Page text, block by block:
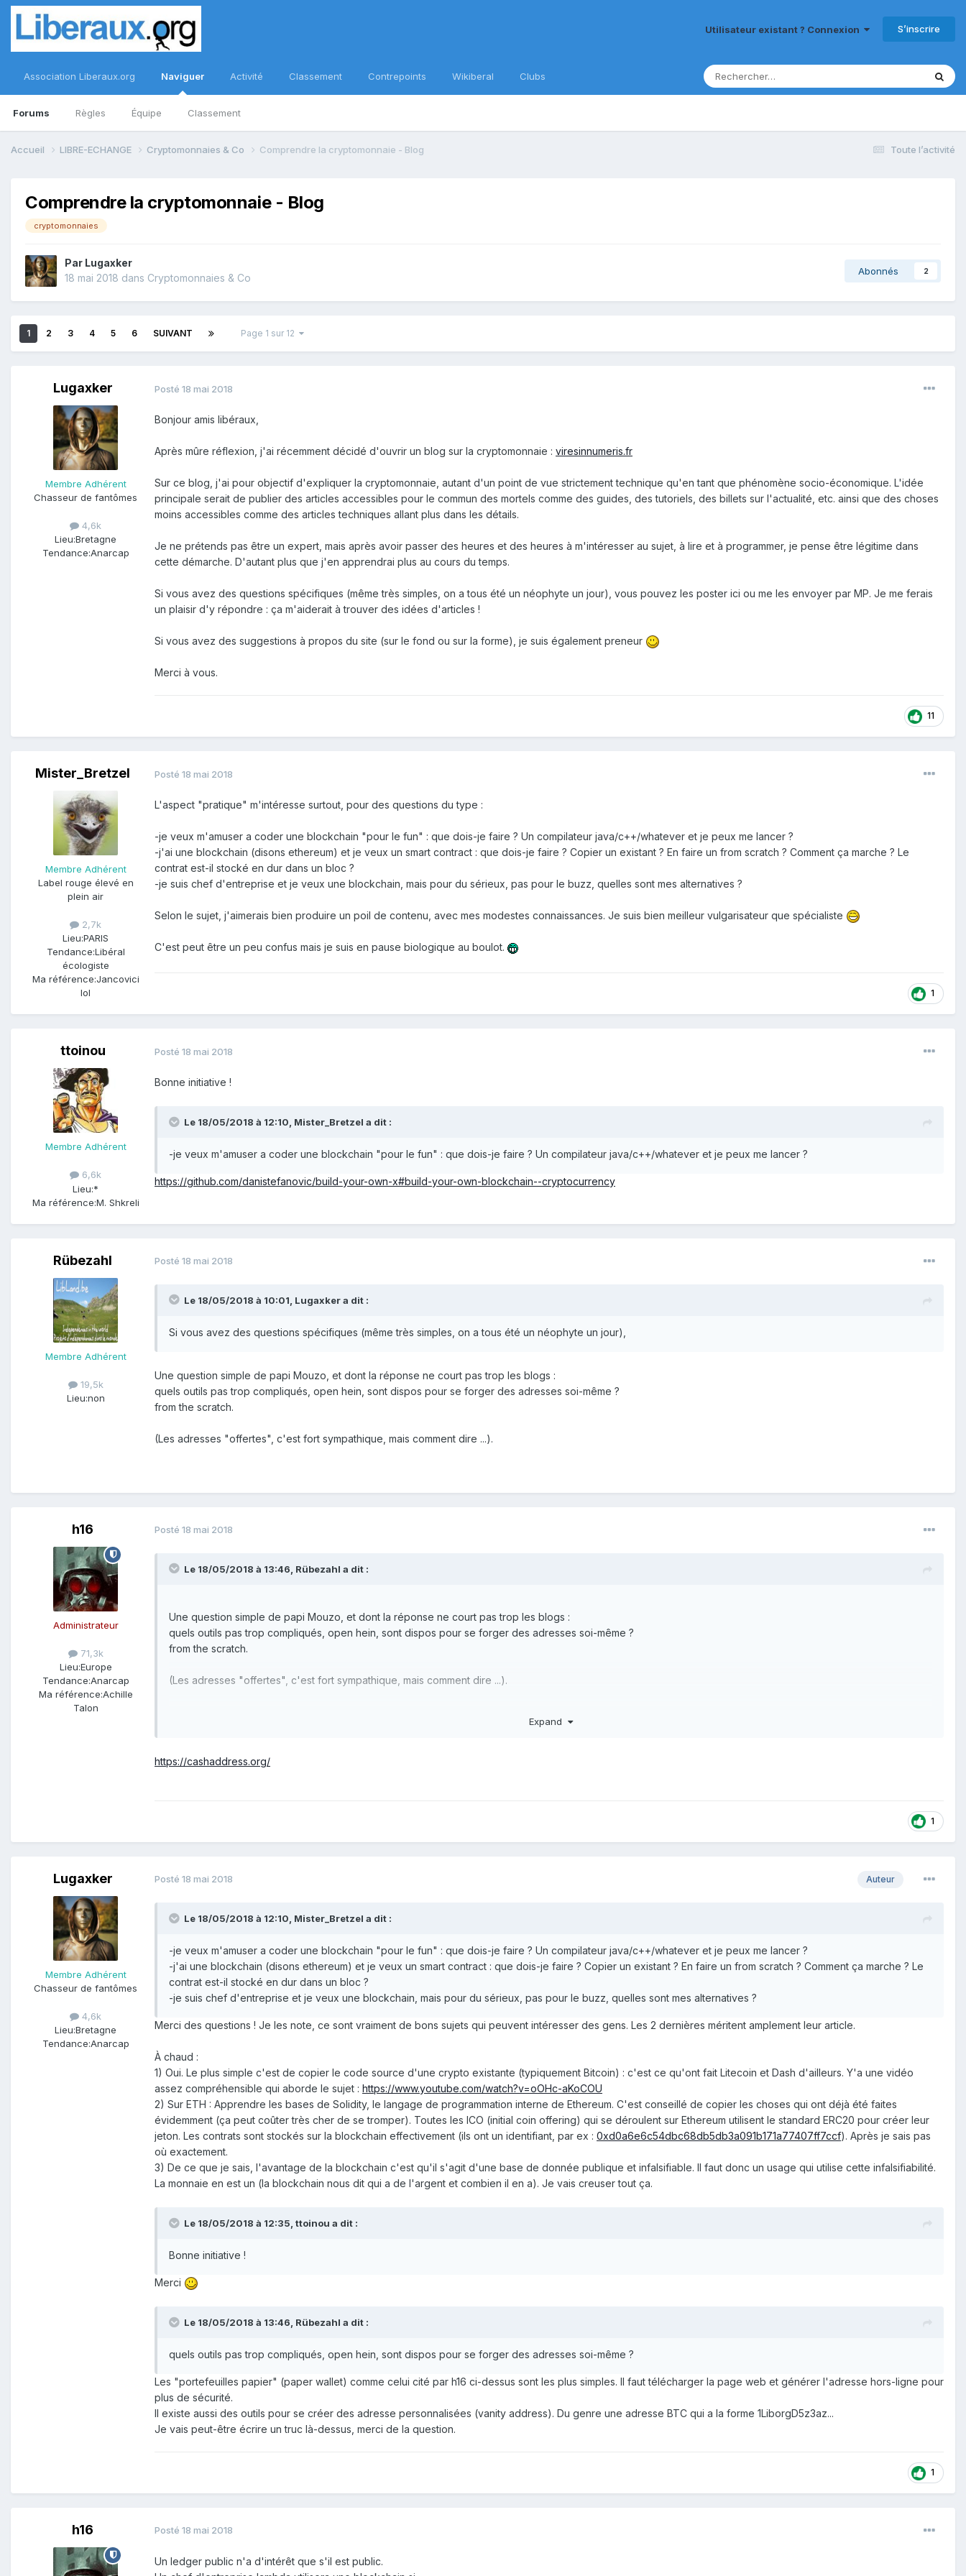
Utilisateur existant ? Connexion S’inscrire
Association Liberaux.org Naviguer
Forums Règles Équipe Classement
Activité Classement Contrepoints Wikiberal Clubs
Toute l’activité
Accueil LIBRE-ECHANGE Cryptomonnaies & Co Comprendre la cryptomonnaie - Blog
Comprendre la cryptomonnaie - Blog
cryptomonnaies
Par Lugaxker
18 mai 2018 dans Cryptomonnaies & Co
Abonnés 2
1 2 3 4 5 6 SUIVANT Page 1 sur 12
Lugaxker
Membre Adhérent
Chasseur de fantômes
4,6k
Lieu:Bretagne
Tendance:Anarcap
Posté 18 mai 2018
Bonjour amis libéraux,
Après mûre réflexion, j'ai récemment décidé d'ouvrir un blog sur la cryptomonnaie : viresinnumeris.fr
Sur ce blog, j'ai pour objectif d'expliquer la cryptomonnaie, autant d'un point de vue strictement technique qu'en tant que phénomène socio-économique. L'idée
principale serait de publier des articles accessibles pour le commun des mortels comme des guides, des tutoriels, des billets sur l'actualité, etc. ainsi que des choses
moins accessibles comme des articles techniques allant plus dans les détails.
Je ne prétends pas être un expert, mais après avoir passer des heures et des heures à m'intéresser au sujet, à lire et à programmer, je pense être légitime dans
cette démarche. D'autant plus que j'en apprendrai plus au cours du temps.
Si vous avez des questions spécifiques (même très simples, on a tous été un néophyte un jour), vous pouvez les poster ici ou me les envoyer par MP. Je me ferais
un plaisir d'y répondre : ça m'aiderait à trouver des idées d'articles !
Si vous avez des suggestions à propos du site (sur le fond ou sur la forme), je suis également preneur
Merci à vous.
11
Mister_Bretzel
Membre Adhérent
Label rouge élevé en
plein air
2,7k
Lieu:PARIS
Tendance:Libéral
écologiste
Ma référence:Jancovici
lol
Posté 18 mai 2018
L'aspect "pratique" m'intéresse surtout, pour des questions du type :
-je veux m'amuser a coder une blockchain "pour le fun" : que dois-je faire ? Un compilateur java/c++/whatever et je peux me lancer ?
-j'ai une blockchain (disons ethereum) et je veux un smart contract : que dois-je faire ? Copier un existant ? En faire un from scratch ? Comment ça marche ? Le
contrat est-il stocké en dur dans un bloc ?
-je suis chef d'entreprise et je veux une blockchain, mais pour du sérieux, pas pour le buzz, quelles sont mes alternatives ?
Selon le sujet, j'aimerais bien produire un poil de contenu, avec mes modestes connaissances. Je suis bien meilleur vulgarisateur que spécialiste
C'est peut être un peu confus mais je suis en pause biologique au boulot.
1
ttoinou
Membre Adhérent
6,6k
Lieu:*
Ma référence:M. Shkreli
Posté 18 mai 2018
Bonne initiative !
Le 18/05/2018 à 12:10, Mister_Bretzel a dit :
-je veux m'amuser a coder une blockchain "pour le fun" : que dois-je faire ? Un compilateur java/c++/whatever et je peux me lancer ?
https://github.com/danistefanovic/build-your-own-x#build-your-own-blockchain--cryptocurrency
Rübezahl
Membre Adhérent
19,5k
Lieu:non
Posté 18 mai 2018
Le 18/05/2018 à 10:01, Lugaxkera dit :
Si vous avez des questions spécifiques (même très simples, on a tous été un néophyte un jour),
Une question simple de papi Mouzo, et dont la réponse ne court pas trop les blogs :
quels outils pas trop compliqués, open hein, sont dispos pour se forger des adresses soi-même ?
from the scratch.
(Les adresses "offertes", c'est fort sympathique, mais comment dire ...).
h16
Administrateur
71,3k
Lieu:Europe
Tendance:Anarcap
Ma référence:Achille
Talon
Posté 18 mai 2018
Le 18/05/2018 à 13:46, Rübezahl a dit :
Une question simple de papi Mouzo, et dont la réponse ne court pas trop les blogs :
quels outils pas trop compliqués, open hein, sont dispos pour se forger des adresses soi-même ?
from the scratch.
(Les adresses "offertes", c'est fort sympathique, mais comment dire ...).
Expand
https://cashaddress.org/
1
Lugaxker
Membre Adhérent
Chasseur de fantômes
4,6k
Lieu:Bretagne
Tendance:Anarcap
Auteur
Posté 18 mai 2018
Le 18/05/2018 à 12:10, Mister_Bretzel a dit :
-je veux m'amuser a coder une blockchain "pour le fun" : que dois-je faire ? Un compilateur java/c++/whatever et je peux me lancer ?
-j'ai une blockchain (disons ethereum) et je veux un smart contract : que dois-je faire ? Copier un existant ? En faire un from scratch ? Comment ça marche ? Le
contrat est-il stocké en dur dans un bloc ?
-je suis chef d'entreprise et je veux une blockchain, mais pour du sérieux, pas pour le buzz, quelles sont mes alternatives ?
Merci des questions ! Je les note, ce sont vraiment de bons sujets qui peuvent intéresser des gens. Les 2 dernières méritent amplement leur article.
À chaud :
1) Oui. Le plus simple c'est de copier le code source d'une crypto existante (typiquement Bitcoin) : c'est ce qu'ont fait Litecoin et Dash d'ailleurs. Y'a une vidéo
assez compréhensible qui aborde le sujet : https://www.youtube.com/watch?v=oOHc-aKoCOU
2) Sur ETH : Apprendre les bases de Solidity, le langage de programmation interne de Ethereum. C'est conseillé de copier les choses qui ont déjà été faites
évidemment (ça peut coûter très cher de se tromper). Toutes les ICO (initial coin offering) qui se déroulent sur Ethereum utilisent le standard ERC20 pour créer leur
jeton. Les contrats sont stockés sur la blockchain effectivement (ils ont un identifiant, par ex : 0xd0a6e6c54dbc68db5db3a091b171a77407ff7ccf). Après je sais pas
où exactement.
3) De ce que je sais, l'avantage de la blockchain c'est qu'il s'agit d'une base de donnée publique et infalsifiable. Il faut donc un usage qui utilise cette infalsifiabilité.
La monnaie en est un (la blockchain nous dit qui a de l'argent et combien il en a). Je vais creuser tout ça.
Le 18/05/2018 à 12:35, ttoinou a dit :
Bonne initiative !
Merci
Le 18/05/2018 à 13:46, Rübezahl a dit :
quels outils pas trop compliqués, open hein, sont dispos pour se forger des adresses soi-même ?
Les "portefeuilles papier" (paper wallet) comme celui cité par h16 ci-dessus sont les plus simples. Il faut télécharger la page web et générer l'adresse hors-ligne pour
plus de sécurité.
Il existe aussi des outils pour se créer des adresse personnalisées (vanity address). Du genre une adresse BTC qui a la forme 1LiborgD5z3az...
Je vais peut-être écrire un truc là-dessus, merci de la question.
1
h16 Posté 18 mai 2018
Un ledger public n'a d'intérêt que s'il est public.